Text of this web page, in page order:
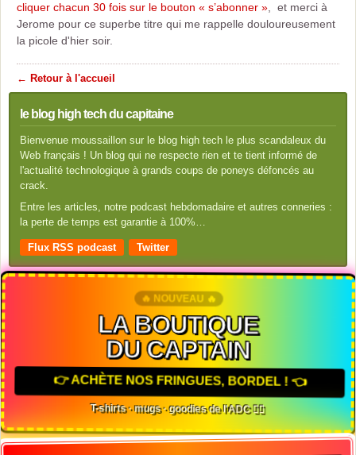
cliquer chacun 30 fois sur le bouton « s’abonner » , et merci à
Jerome pour ce superbe titre qui me rappelle douloureusement
la picole d'hier soir.
← Retour à l'accueil
le blog high tech du capitaine
Bienvenue moussaillon sur le blog high tech le plus scandaleux du
Web français ! Un blog qui ne respecte rien et te tient informé de
l'actualité technologique à grands coups de poneys défoncés au
crack.
Entre les articles, notre podcast hebdomadaire et autres conneries :
la perte de temps est garantie à 100%…
Flux RSS podcast Twitter
🔥 NOUVEAU 🔥
LA BOUTIQUE
DU CAPTAIN
👉 ACHÈTE NOS FRINGUES, BORDEL ! 👈
T-shirts · mugs · goodies de l'ADC 🏴‍☠️